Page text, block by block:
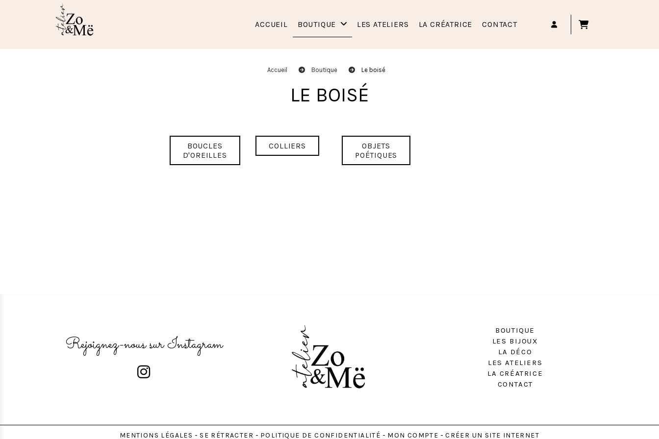
ACCUEIL BOUTIQUE LES ATELIERS LA CRÉATRICE CONTACT
Accueil Boutique Le boisé
LE BOISÉ
BOUCLES
D'OREILLES
COLLIERS
OBJETS
POÉTIQUES
Rejoignez-nous sur Instagram

BOUTIQUE
LES BIJOUX
LA DÉCO
LES ATELIERS
LA CRÉATRICE
CONTACT
MENTIONS LÉGALES SE RÉTRACTER POLITIQUE DE CONFIDENTIALITÉ MON COMPTE CRÉER UN SITE INTERNET